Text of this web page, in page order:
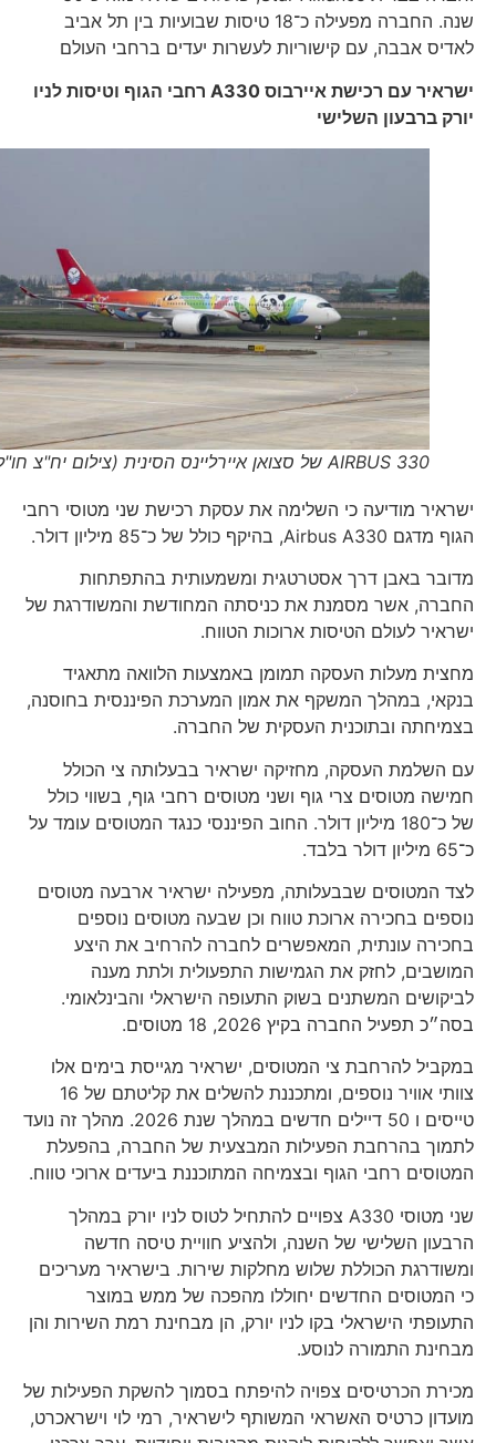
שנה. החברה מפעילה כ־18 טיסות שבועיות בין תל אביב
לאדיס אבבה, עם קישוריות לעשרות יעדים ברחבי העולם
ישראיר עם רכישת איירבוסA330
רחבי הגוף וטיסות לניו
יורק ברבעון השלישי
330 AIRBUS של סצואן איירליינס הסינית (צילום יח"צ חו"ל)
ישראיר מודיעה כי השלימה את עסקת רכישת שני מטוסי רחבי
הגוף מדגם Airbus A330, בהיקף כולל של כ־85 מיליון דולר.
מדובר באבן דרך אסטרטגית ומשמעותית בהתפתחות
החברה, אשר מסמנת את כניסתה המחודשת והמשודרגת של
ישראיר לעולם הטיסות ארוכות הטווח.
מחצית מעלות העסקה תמומן באמצעות הלוואה מתאגיד
בנקאי, במהלך המשקף את אמון המערכת הפיננסית בחוסנה,
בצמיחתה ובתוכנית העסקית של החברה.
עם השלמת העסקה, מחזיקה ישראיר בבעלותה צי הכולל
חמישה מטוסים צרי גוף ושני מטוסים רחבי גוף, בשווי כולל
של כ־180 מיליון דולר. החוב הפיננסי כנגד המטוסים עומד על
לצד המטוסים שבבעלותה, מפעילה ישראיר ארבעה מטוסים
נוספים בחכירה ארוכת טווח וכן שבעה מטוסים נוספים
בחכירה עונתית, המאפשרים לחברה להרחיב את היצע
המושבים, לחזק את הגמישות התפעולית ולתת מענה
לביקושים המשתנים בשוק התעופה הישראלי והבינלאומי.
בסה״כ תפעיל החברה בקיץ 2026, 18 מטוסים.
במקביל להרחבת צי המטוסים, ישראיר מגייסת בימים אלו
צוותי אוויר נוספים, ומתכננת להשלים את קליטתם של 16
טייסים ו 50 דיילים חדשים במהלך שנת 2026. מהלך זה נועד
לתמוך בהרחבת הפעילות המבצעית של החברה, בהפעלת
המטוסים רחבי הגוף ובצמיחה המתוכננת ביעדים ארוכי טווח.
שני מטוסי A330 צפויים להתחיל לטוס לניו יורק במהלך
הרבעון השלישי של השנה, ולהציע חוויית טיסה חדשה
ומשודרגת הכוללת שלוש מחלקות שירות. בישראיר מעריכים
כי המטוסים החדשים יחוללו מהפכה של ממש במוצר
התעופתי הישראלי בקו לניו יורק, הן מבחינת רמת השירות והן
מבחינת התמורה לנוסע.
מכירת הכרטיסים צפויה להיפתח בסמוך להשקת הפעילות של
מועדון כרטיס האשראי המשותף לישראיר, רמי לוי וישראכרט,